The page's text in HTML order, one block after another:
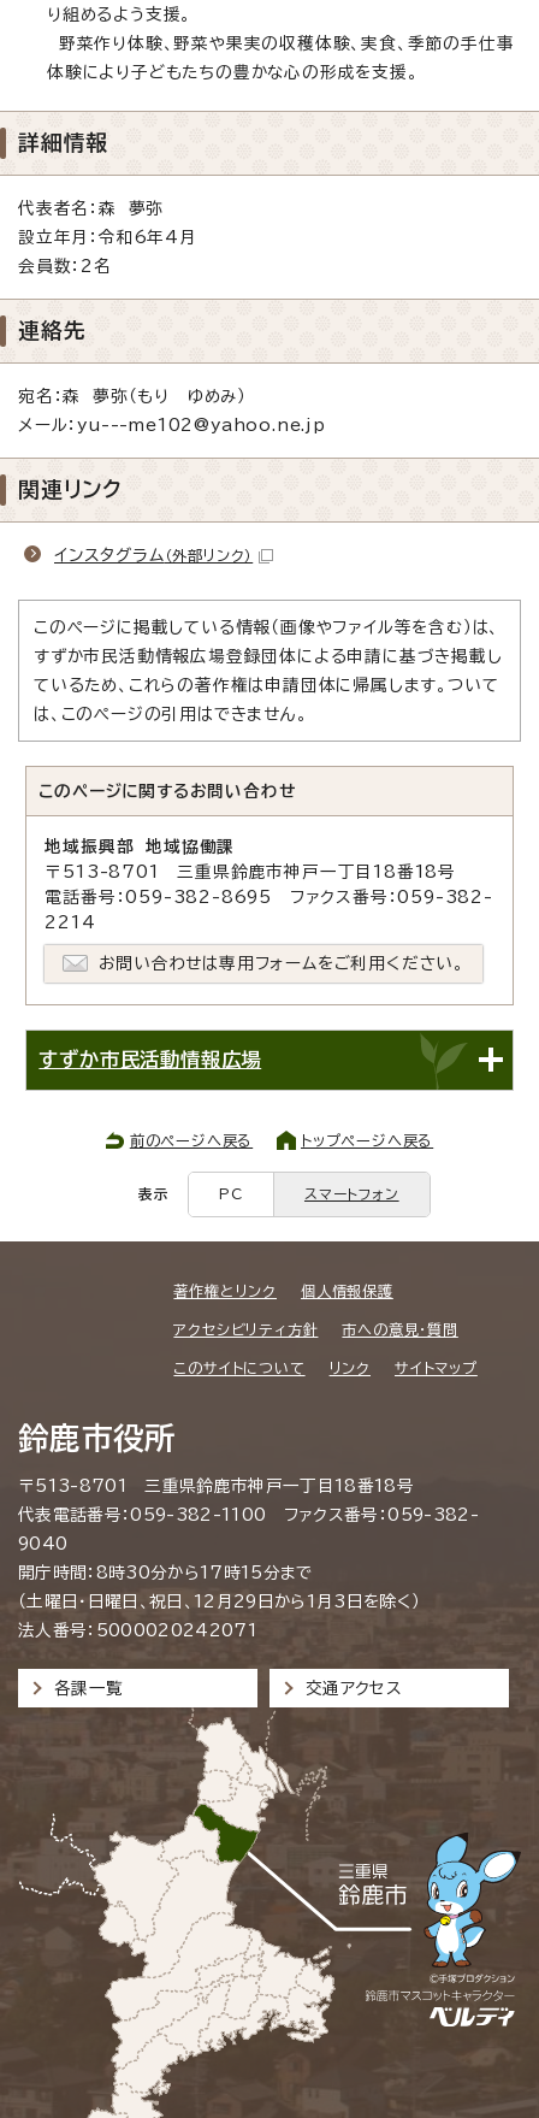
り組めるよう支援。
野菜作り体験、野菜や果実の収穫体験、実食、季節の手仕事
体験により子どもたちの豊かな心の形成を支援。
詳細情報
代表者名：森 夢弥
設立年月：令和6年4月
会員数：2名
連絡先
宛名：森 夢弥（もり ゆめみ）
メール：yu---me102@yahoo.ne.jp
関連リンク
インスタグラム （外部リンク）
このページに掲載している情報（画像やファイル等を含む）は、
すずか市民活動情報広場登録団体による申請に基づき掲載し
ているため、これらの著作権は申請団体に帰属します。ついて
は、このページの引用はできません。
このページに関する お問い合わせ
地域振興部 地域協働課
〒513-8701 三重県鈴鹿市神戸一丁目18番18号
電話番号：059-382-8695 ファクス番号：059-382-
2214
お問い合わせは専用フォームをご利用ください。
すずか市民活動情報広場
前のページへ戻る トップページへ戻る
表示 PC スマートフォン
著作権とリンク 個人情報保護
アクセシビリティ方針 市への意見・質問
このサイトについて リンク サイトマップ
鈴鹿市役所
〒513-8701 三重県鈴鹿市神戸一丁目18番18号
代表電話番号：059-382-1100 ファクス番号：059-382-
9040
開庁時間：8時30分から17時15分まで
（土曜日・日曜日、祝日、12月29日から1月3日を除く）
法人番号：5000020242071
各課一覧 交通アクセス